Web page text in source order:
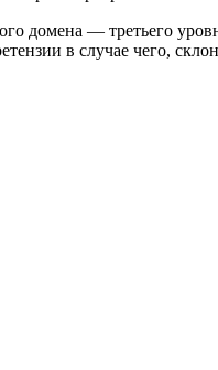
домена — третьего
в случае чего,